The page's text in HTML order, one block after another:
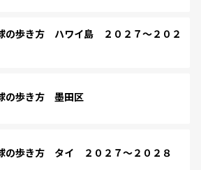
の歩き方 ハワイ島 ２０２７～２０２
の歩き方 墨田区
の歩き方 タイ ２０２７～２０２８